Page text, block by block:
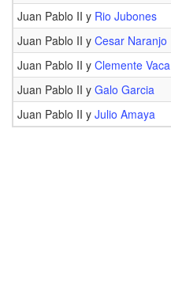
Juan Pablo II y Rio Jubones
Juan Pablo II y Cesar Naranjo
Juan Pablo II y Clemente Vaca
Juan Pablo II y Galo Garcia
Juan Pablo II y Julio Amaya